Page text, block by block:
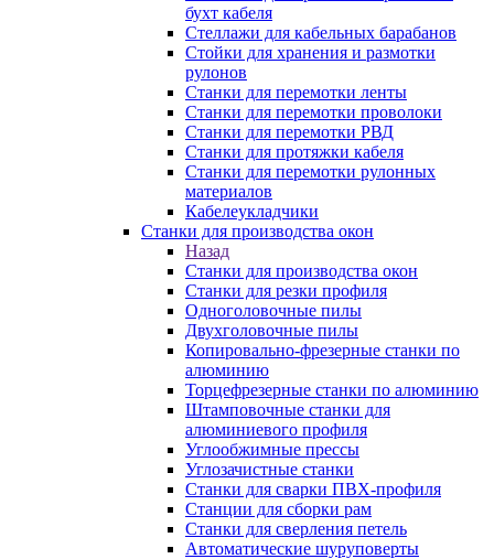
бухт кабеля
Стеллажи для кабельных барабанов
Стойки для хранения и размотки
рулонов
Станки для перемотки ленты
Станки для перемотки проволоки
Станки для перемотки РВД
Станки для протяжки кабеля
Станки для перемотки рулонных
материалов
Кабелеукладчики
Станки для производства окон
Назад
Станки для производства окон
Станки для резки профиля
Одноголовочные пилы
Двухголовочные пилы
Копировально-фрезерные станки по
алюминию
Торцефрезерные станки по алюминию
Штамповочные станки для
алюминиевого профиля
Углообжимные прессы
Углозачистные станки
Станки для сварки ПВХ-профиля
Станции для сборки рам
Станки для сверления петель
Автоматические шуруповерты